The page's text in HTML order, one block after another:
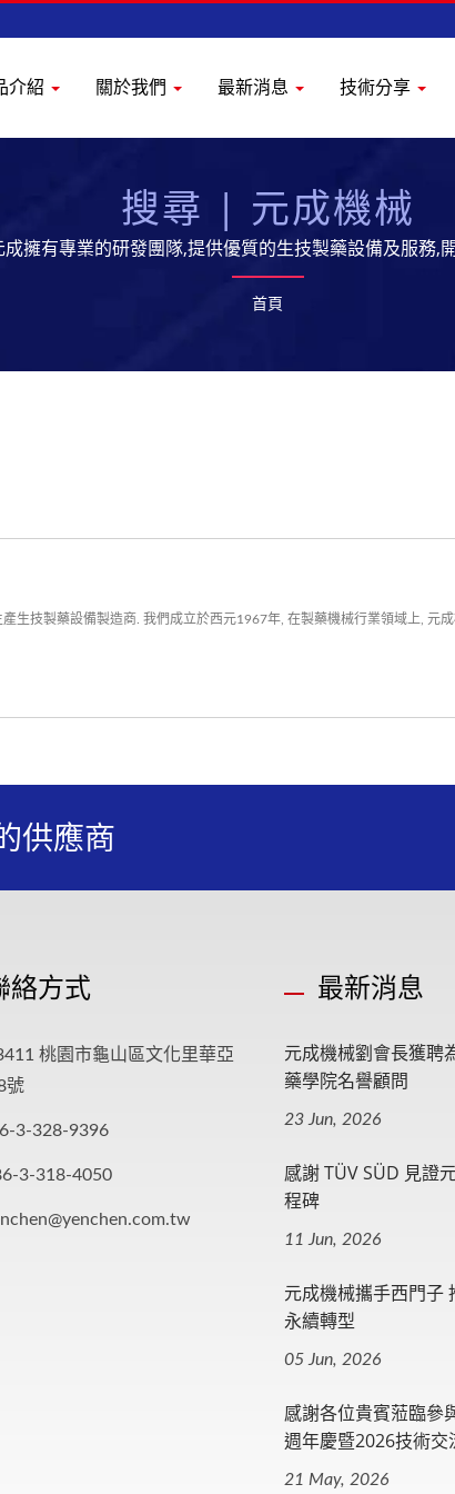
介紹 關於我們 最新消息 技術分享
搜尋 | 元成機械
成擁有專業的研發團隊,提供優質的生技製藥設備及服務,
首頁
生技製藥設備製造商. 我們成立於西元1967年, 在製藥機械行業領域上, 元
供應商
絡方式
桃園市龜山區文化里華亞
號
3-328-9396
3-318-4050
最新消息
元成機械劉會長獲聘
藥學院名譽顧問
23 Jun, 2026
感謝 TÜV SÜD 見證
程碑
11 Jun, 2026
元成機械攜手西門子
永續轉型
05 Jun, 2026
感謝各位貴賓蒞臨參
週年慶暨2026技術交
21 May, 2026